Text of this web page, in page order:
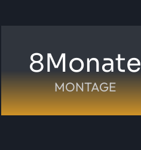
8Monate
MONTAGE